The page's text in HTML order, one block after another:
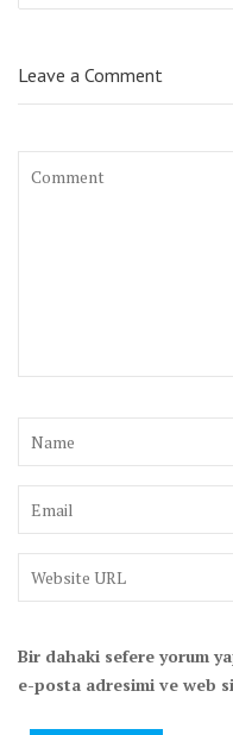
Leave a Comment
Bir dahaki sefere yorum
e-posta adresimi ve web